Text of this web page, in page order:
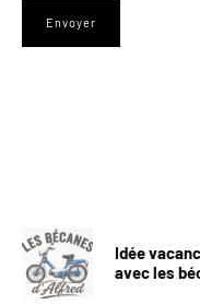
Idée
avec les